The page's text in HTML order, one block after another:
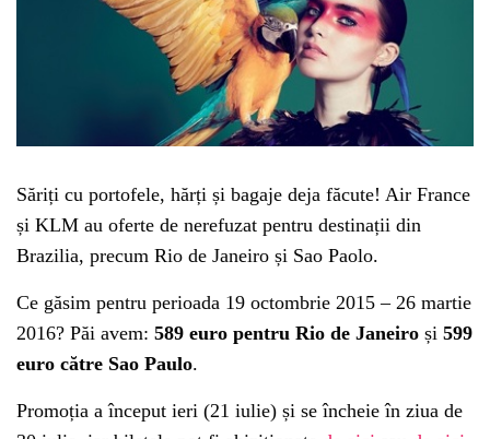
Săriți cu portofele, hărți și bagaje deja făcute! Air France
și KLM au oferte de nerefuzat pentru destinații din
Brazilia, precum Rio de Janeiro și Sao Paolo.
Ce găsim pentru perioada 19 octombrie 2015 – 26 martie
2016? Păi avem: 589 euro pentru Rio de Janeiro și 599
euro către Sao Paulo.
Promoția a început ieri (21 iulie) și se încheie în ziua de